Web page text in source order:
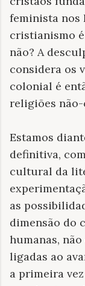
feminista nos
cristianismo
não? A
considera os
colonial é
religiões
Estamos
definitiva,
cultural da
as
dimensão do
humanas,
ligadas ao
a primeira